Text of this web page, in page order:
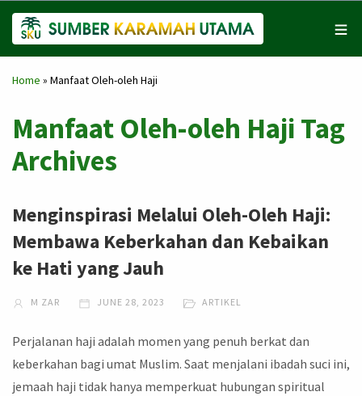
Home » Manfaat Oleh-oleh Haji
Manfaat Oleh-oleh Haji Tag
Archives
Menginspirasi Melalui Oleh-Oleh Haji:
Membawa Keberkahan dan Kebaikan
ke Hati yang Jauh
M ZAR JUNE 28, 2023 ARTIKEL
Perjalanan haji adalah momen yang penuh berkat dan
keberkahan bagi umat Muslim. Saat menjalani ibadah suci ini,
jemaah haji tidak hanya memperkuat hubungan spiritual